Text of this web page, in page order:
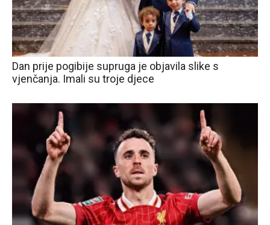
Dan prije pogibije supruga je objavila slike s
vjenčanja. Imali su troje djece